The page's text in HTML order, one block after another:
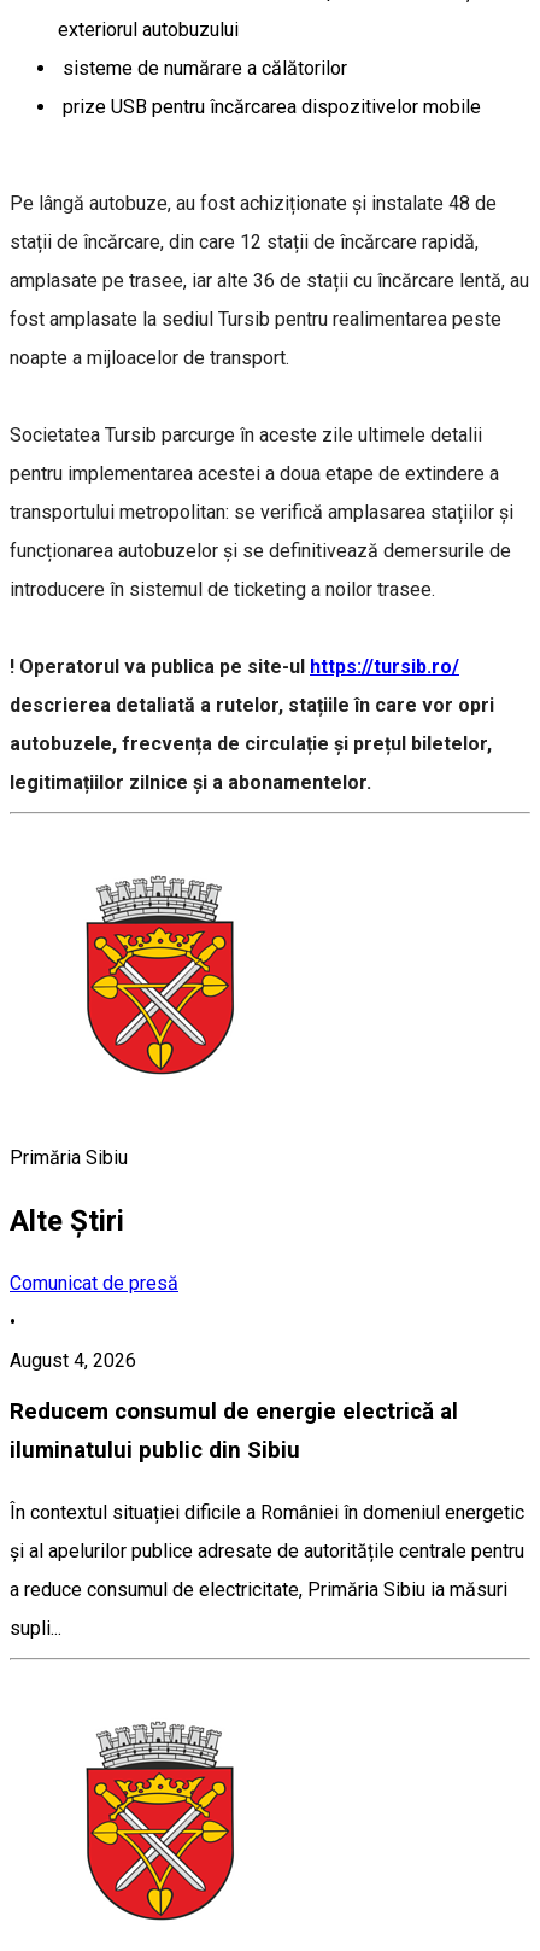
exteriorul autobuzului
sisteme de numărare a călătorilor
prize USB pentru încărcarea dispozitivelor mobile
Pe lângă autobuze, au fost achiziționate și instalate 48 de
stații de încărcare, din care 12 stații de încărcare rapidă,
amplasate pe trasee, iar alte 36 de stații cu încărcare lentă, au
fost amplasate la sediul Tursib pentru realimentarea peste
noapte a mijloacelor de transport.
Societatea Tursib parcurge în aceste zile ultimele detalii
pentru implementarea acestei a doua etape de extindere a
transportului metropolitan: se verifică amplasarea stațiilor și
funcționarea autobuzelor și se definitivează demersurile de
introducere în sistemul de ticketing a noilor trasee.
! Operatorul va publica pe site-ul https://tursib.ro/
descrierea detaliată a rutelor, stațiile în care vor opri
autobuzele, frecvența de circulație și prețul biletelor,
legitimațiilor zilnice și a abonamentelor.
Primăria Sibiu
Alte Știri
Comunicat de presă
•
August 4, 2026
Reducem consumul de energie electrică al
iluminatului public din Sibiu
În contextul situației dificile a României în domeniul energetic
și al apelurilor publice adresate de autoritățile centrale pentru
a reduce consumul de electricitate, Primăria Sibiu ia măsuri
supli...